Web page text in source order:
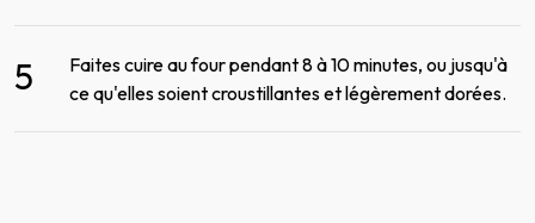
5
Faites cuire au four pendant 8 à 10 minutes, ou jusqu'à
ce qu'elles soient croustillantes et légèrement dorées.